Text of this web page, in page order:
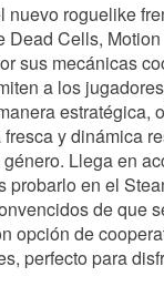
nuevo roguelike
Dead Cells,
sus mecánicas
a los
estratégica,
y dinámica
Llega en
probarlo en el
de que
opción de
perfecto para